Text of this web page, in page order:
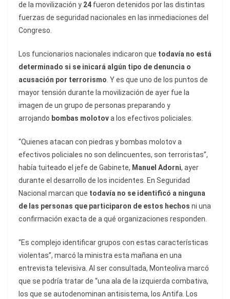
de la movilización y 24 fueron detenidos por las distintas
fuerzas de seguridad nacionales en las inmediaciones del
Congreso.
Los funcionarios nacionales indicaron que todavía no está
determinado si se inicará algún tipo de denuncia o
acusación por terrorismo. Y es que uno de los puntos de
mayor tensión durante la movilización de ayer fue la
imagen de un grupo de personas preparando y
arrojando bombas molotova los efectivos policiales.
“Quienes atacan con piedras y bombas molotov a
efectivos policiales no son delincuentes, son terroristas”,
había tuiteado el jefe de Gabinete, Manuel Adorni, ayer
durante el desarrollo de los incidentes. En Seguridad
Nacional marcan que todavía no se identificó a ninguna
de las personas que participaron de estos hechos ni una
confirmación exacta de a qué organizaciones responden.
“Es complejo identificar grupos con estas características
violentas”, marcó la ministra esta mañana en una
entrevista televisiva. Al ser consultada, Monteoliva marcó
que se podría tratar de “una ala de la izquierda combativa,
los que se autodenominan antisistema, los Antifa. Los